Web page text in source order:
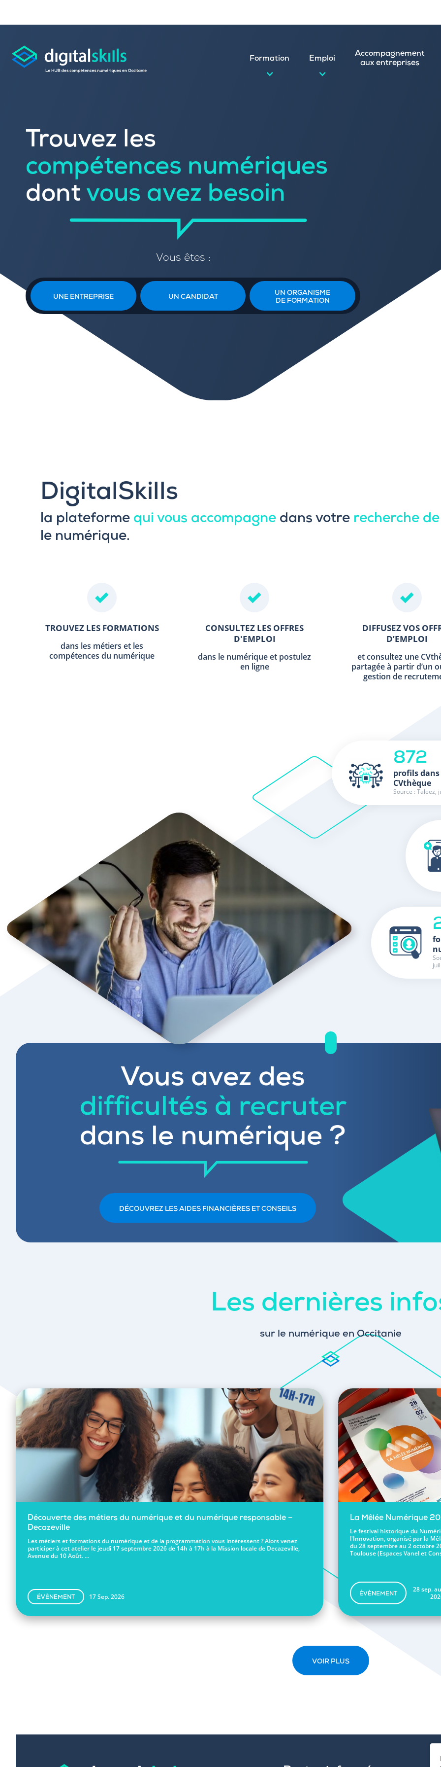
Formation
Rechercher une formation dans le numérique
Référencer votre offre de formation
Emploi
Publier vos offres d’emploi
Trouver un candidat (CVthèque)
Sourcer une école
Accompagnement
aux entreprises
Trouvez les
compétences numériques
dont vous avez besoin
Vous êtes :
UNE ENTREPRISE UN CANDIDAT
UN ORGANISME
DE FORMATION
DigitalSkills
la plateforme qui vous accompagne dans votre recherche
le numérique.
TROUVEZ LES FORMATIONS
dans les métiers et les
compétences du numérique
CONSULTEZ LES OFFRES
D'EMPLOI
dans le numérique et postulez
en ligne
DIFFUSEZ VOS
D’EMPLOI
et consultez une
partagée à partir d’un
gestion de
872
profils
CVthèque
Source : Taleez,
Vous avez des
difficultés à recruter
dans le numérique ?
DÉCOUVREZ LES AIDES FINANCIÈRES ET CONSEILS
Les dernières
sur le numérique en Occitanie
Découverte des métiers du numérique et du numérique responsable –
Decazeville
Les métiers et formations du numérique et de la programmation vous intéressent ? Alors venez
participer à cet atelier le jeudi 17 septembre 2026 de 14h à 17h à la Mission locale de Decazeville,
Avenue du 10 Août. ...
ÉVÈNEMENT 17 Sep. 2026
La Mêlée Numérique
Le festival historique du
l'Innovation, organisé par la
du 28 septembre au 2 octobre
Toulouse (Espaces Vanel et
ÉVÈNEMENT
28 sep.
VOIR PLUS